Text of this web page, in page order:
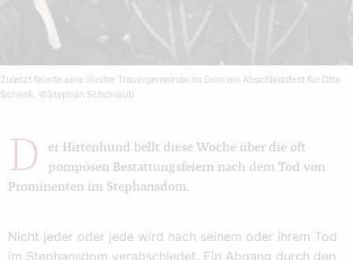
Zuletzt feierte eine illustre Trauergemeinde im Dom ein Abschiedsfest für Otto
Schenk. ©Stephan Schönlaub
D
er Hirtenhund bellt diese Woche über die oft
pompösen Bestattungsfeiern nach dem Tod von
Prominenten im Stephansdom.
Nicht jeder oder jede wird nach seinem oder ihrem Tod
im Stephansdom verabschiedet. Ein Abgang durch den